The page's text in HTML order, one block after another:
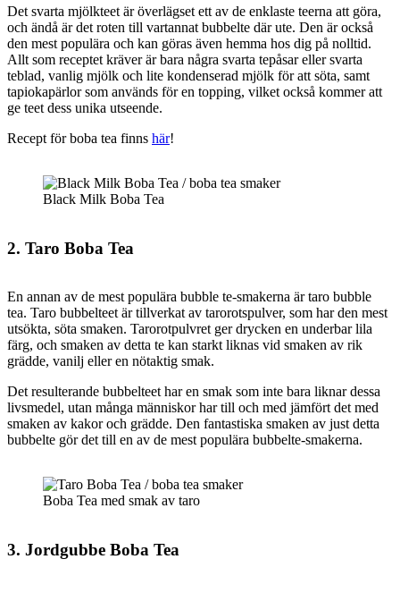
Det svarta mjölkteet är överlägset ett av de enklaste teerna att göra,
och ändå är det roten till vartannat bubbelte där ute. Den är också
den mest populära och kan göras även hemma hos dig på nolltid.
Allt som receptet kräver är bara några svarta tepåsar eller svarta
teblad, vanlig mjölk och lite kondenserad mjölk för att söta, samt
tapiokapärlor som används för en topping, vilket också kommer att
ge teet dess unika utseende.
Recept för boba tea finns här!
Black Milk Boba Tea
2. Taro Boba Tea
En annan av de mest populära bubble te-smakerna är taro bubble
tea. Taro bubbelteet är tillverkat av tarorotspulver, som har den mest
utsökta, söta smaken. Tarorotpulvret ger drycken en underbar lila
färg, och smaken av detta te kan starkt liknas vid smaken av rik
grädde, vanilj eller en nötaktig smak.
Det resulterande bubbelteet har en smak som inte bara liknar dessa
livsmedel, utan många människor har till och med jämfört det med
smaken av kakor och grädde. Den fantastiska smaken av just detta
bubbelte gör det till en av de mest populära bubbelte-smakerna.
Boba Tea med smak av taro
3. Jordgubbe Boba Tea